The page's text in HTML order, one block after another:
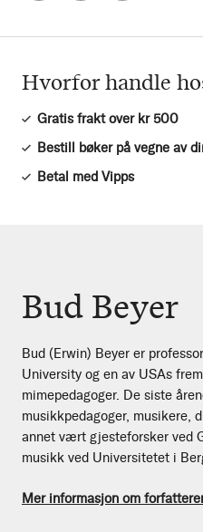
Hvorfor handle
Gratis frakt over kr 500
Bestill bøker på vegne av
Betal med Vipps
Bud Beyer
Bud (Erwin) Beyer er
University og en av USAs
mimepedagoger. De siste
musikkpedagoger, musikere,
annet vært gjesteforsker ved
musikk ved Universitetet i
Mer informasjon om